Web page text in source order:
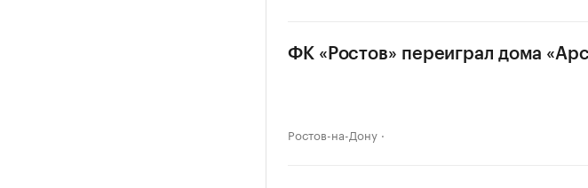
ФК «Ростов» переиграл дома
Ростов-на-Дону